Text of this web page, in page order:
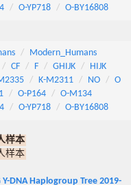
O-YP718 O-BY16808
Modern_Humans
CF F GHIJK
HIJK
K-M2311 NO
O
O-P164
O-M134
O-YP718 O-BY16808
样本
样本
Y-DNA Haplogroup Tree 2019-